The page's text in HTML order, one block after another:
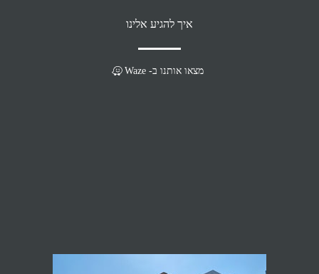
איך להגיע אלינו
מצאו אותנו ב- Waze